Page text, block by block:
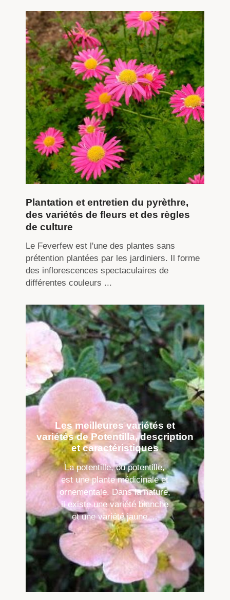
Plantation et entretien du pyrèthre,
des variétés de fleurs et des règles
de culture
Le Feverfew est l'une des plantes sans
prétention plantées par les jardiniers. Il forme
des inflorescences spectaculaires de
différentes couleurs ...
Les meilleures variétés et
variétés de Potentilla, description
et caractéristiques
La potentille, ou potentille,
est une plante médicinale et
ornementale. Dans la nature,
il existe une variété blanche
et une variété jaune ...